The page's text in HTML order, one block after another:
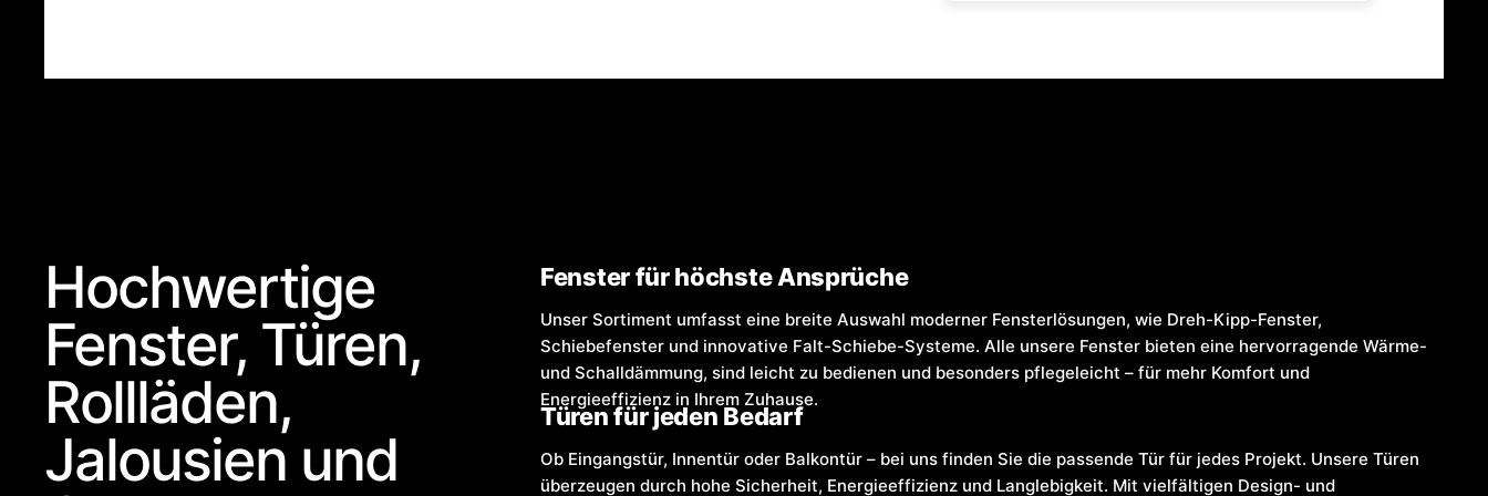
Hochwertige
Fenster, Türen,
Rollläden,
Jalousien und
Fenster für höchste Ansprüche
Unser Sortiment umfasst eine breite Auswahl moderner Fensterlösungen, wie Dreh-Kipp-Fenster,
Schiebefenster und innovative Falt-Schiebe-Systeme. Alle unsere Fenster bieten eine hervorragende Wärme-
und Schalldämmung, sind leicht zu bedienen und besonders pflegeleicht – für mehr Komfort und
Energieeffizienz in Ihrem Zuhause.
Türen für jeden Bedarf
Ob Eingangstür, Innentür oder Balkontür – bei uns finden Sie die passende Tür für jedes Projekt. Unsere Türen
überzeugen durch hohe Sicherheit, Energieeffizienz und Langlebigkeit. Mit vielfältigen Design- und